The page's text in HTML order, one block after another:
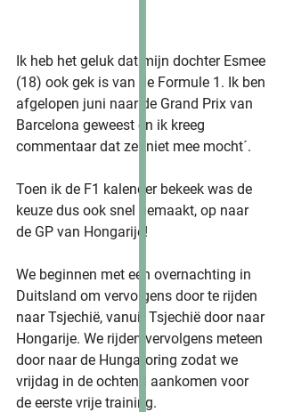
Ik heb het geluk dat mijn dochter Esmee
(18) ook gek is van de Formule 1. Ik ben
afgelopen juni naar de Grand Prix van
Barcelona geweest en ik kreeg
commentaar dat ze ´niet mee mocht´.
Toen ik de F1 kalender bekeek was de
keuze dus ook snel gemaakt, op naar
de GP van Hongarije!
We beginnen met een overnachting in
Duitsland om vervolgens door te rijden
naar Tsjechië, vanuit Tsjechië door naar
Hongarije. We rijden vervolgens meteen
door naar de Hungaroring zodat we
vrijdag in de ochtend aankomen voor
de eerste vrije training.